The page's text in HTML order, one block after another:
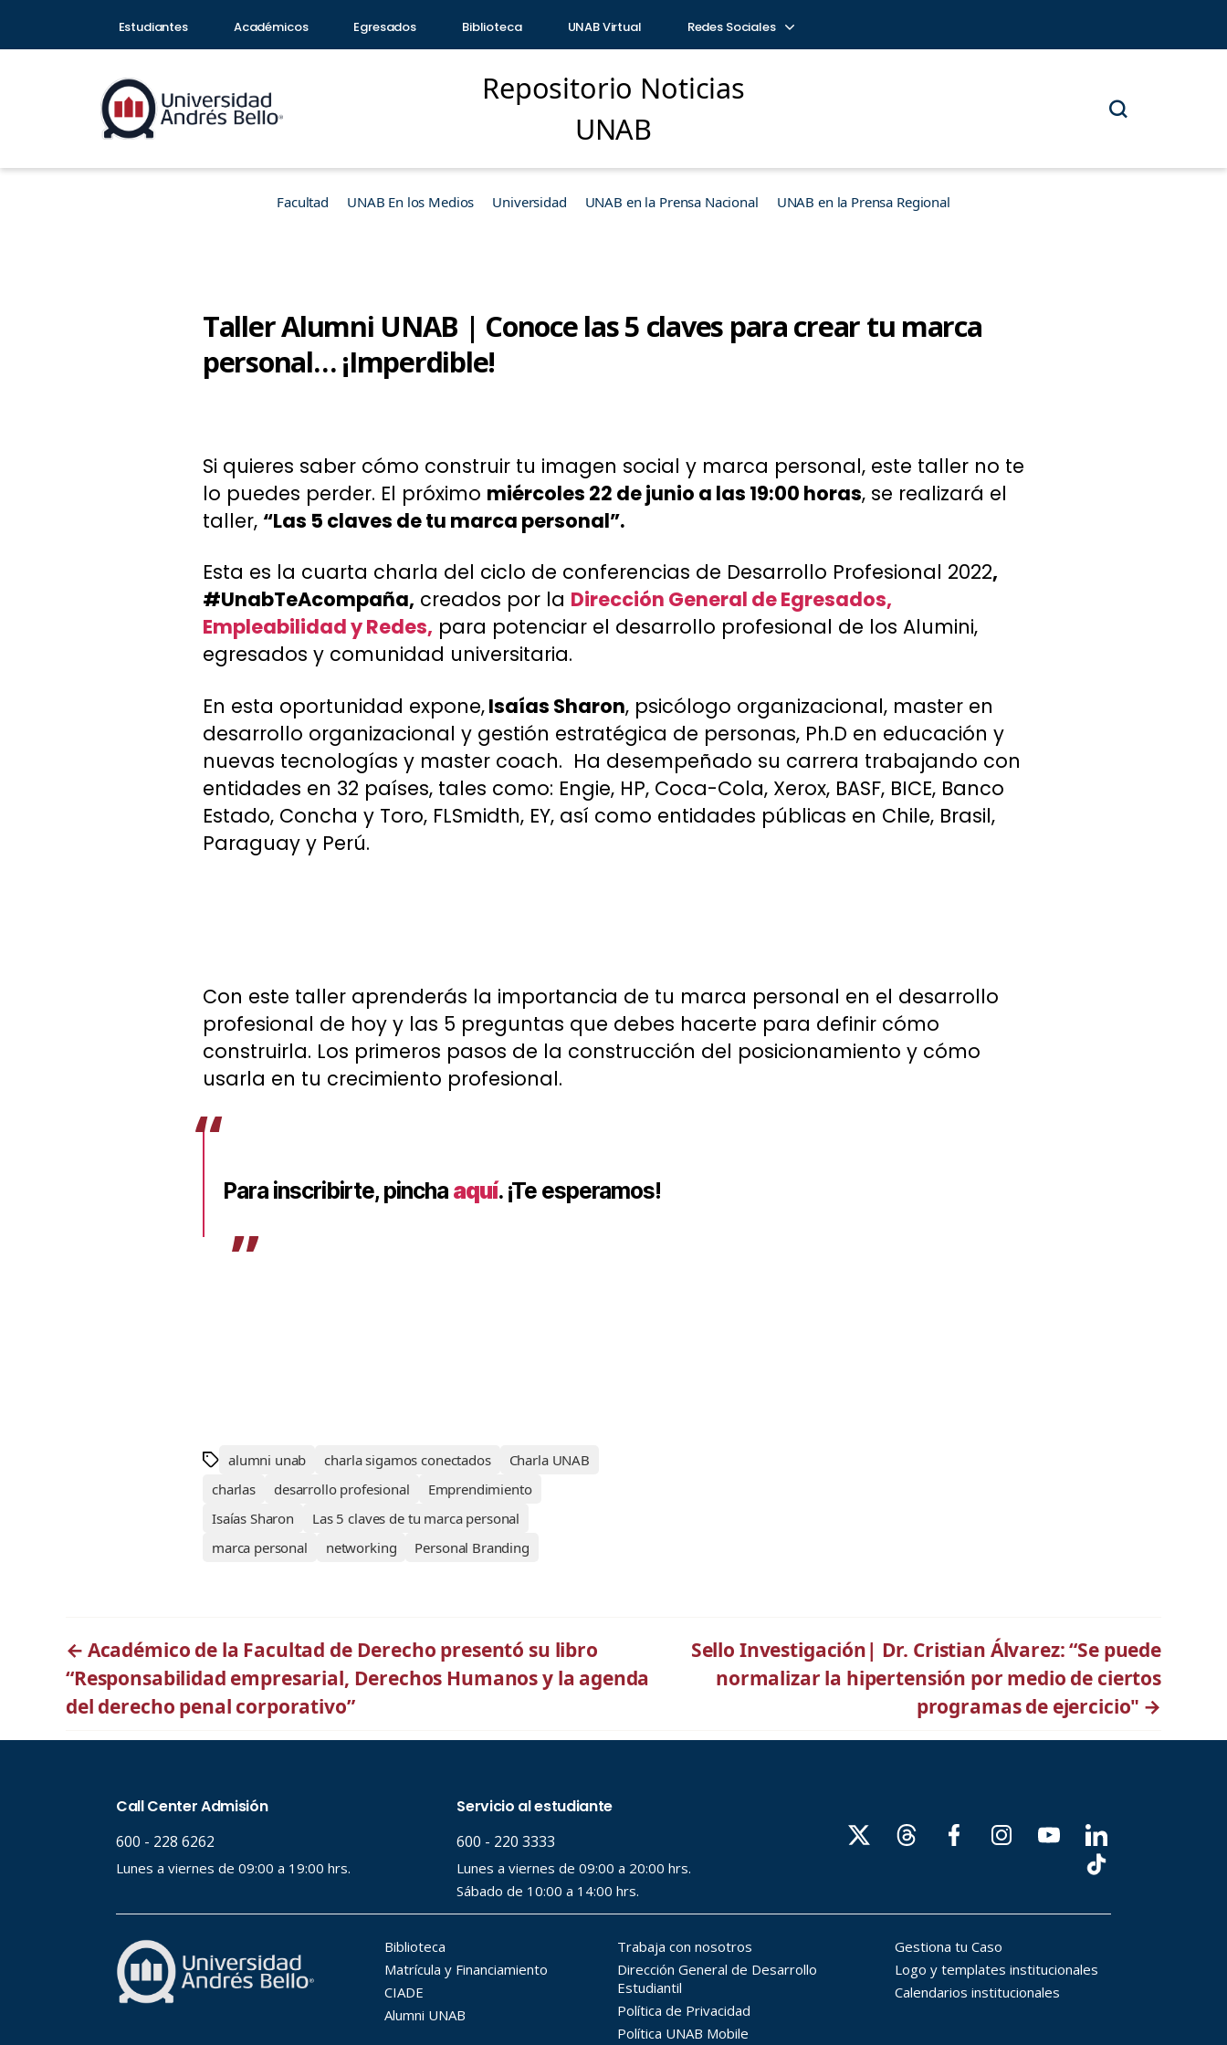
Estudiantes Académicos Egresados Biblioteca UNAB Virtual Redes Sociales
Repositorio Noticias
UNAB
Facultad UNAB En los Medios Universidad UNAB en la Prensa Nacional UNAB en la Prensa Regional
Taller Alumni UNAB | Conoce las 5 claves para crear tu marca
personal… ¡Imperdible!
Si quieres saber cómo construir tu imagen social y marca personal, este taller no te
lo puedes perder. El próximo miércoles 22 de junio a las 19:00 horas, se realizará el
taller, “Las 5 claves de tu marca personal”.
Esta es la cuarta charla del ciclo de conferencias de Desarrollo Profesional 2022,
#UnabTeAcompaña, creados por la Dirección General de Egresados,
Empleabilidad y Redes, para potenciar el desarrollo profesional de los Alumini,
egresados y comunidad universitaria.
En esta oportunidad expone,Isaías Sharon, psicólogo organizacional, master en
desarrollo organizacional y gestión estratégica de personas, Ph.D en educación y
nuevas tecnologías y master coach. Ha desempeñado su carrera trabajando con
entidades en 32 países, tales como: Engie, HP, Coca-Cola, Xerox, BASF, BICE, Banco
Estado, Concha y Toro, FLSmidth, EY, así como entidades públicas en Chile, Brasil,
Paraguay y Perú.
Con este taller aprenderás la importancia de tu marca personal en el desarrollo
profesional de hoy y las 5 preguntas que debes hacerte para definir cómo
construirla. Los primeros pasos de la construcción del posicionamiento y cómo
usarla en tu crecimiento profesional.
Para inscribirte, pincha aquí. ¡Te esperamos!
alumni unab charla sigamos conectados
Charla UNAB
charlas
desarrollo profesional
Emprendimiento
Isaías Sharon
Las 5 claves de tu marca personal
marca personal
networking Personal Branding
← Académico de la Facultad de Derecho presentó su libro
“Responsabilidad empresarial, Derechos Humanos y la agenda
del derecho penal corporativo”
Sello Investigación| Dr. Cristian Álvarez: “Se puede
normalizar la hipertensión por medio de ciertos
programas de ejercicio" →